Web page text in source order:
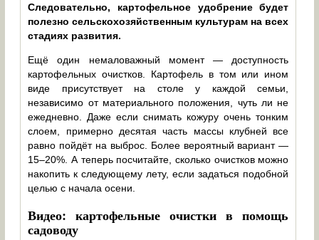
Следовательно, картофельное удобрение будет
полезно сельскохозяйственным культурам на всех
стадиях развития.
Ещё один немаловажный момент — доступность
картофельных очистков. Картофель в том или ином
виде присутствует на столе у каждой семьи,
независимо от материального положения, чуть ли не
ежедневно. Даже если снимать кожуру очень тонким
слоем, примерно десятая часть массы клубней все
равно пойдёт на выброс. Более вероятный вариант —
15–20%. А теперь посчитайте, сколько очистков можно
накопить к следующему лету, если задаться подобной
целью с начала осени.
Видео: картофельные очистки в помощь
садоводу